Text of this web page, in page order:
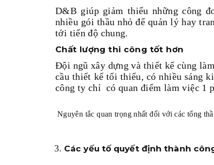
D&B giúp giảm thiểu những công
nhiều gói thầu nhỏ để quản lý hay
tới tiến độ chung.
Chất lượng thi công tốt hơn
Đội ngũ xây dựng và thiết kế cùng
cầu thiết kế tối thiểu, có nhiều sáng
công ty chỉ có quan điểm làm việc 1
Nguyên tắc quan trọng nhất đối với các tổng
Các yếu tố quyết định thành